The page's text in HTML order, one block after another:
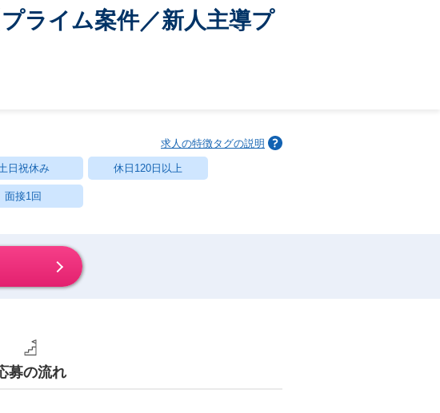
ライム案件／新人主導プ
求人の特徴タグの説明
日祝休み 休日120日以上
面接1回
募の流れ